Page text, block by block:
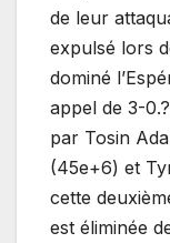
de leur
expulsé lors
dominé
appel de 3-
par Tosin
(45e+6) et
cette
est éliminée